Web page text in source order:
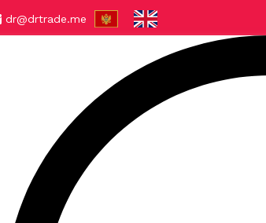
dr@drtrade.me